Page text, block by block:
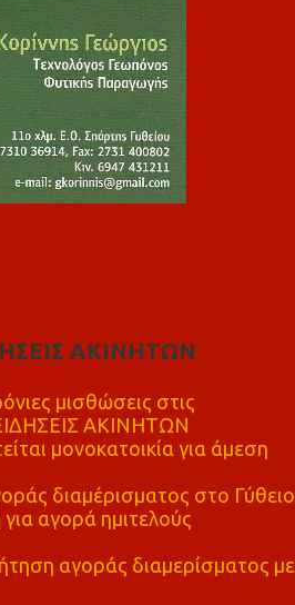
ΑΚΙΝΗΤΩΝ
μισθώσεις στις
ΑΚΙΝΗΤΩΝ
μονοκατοικία για άμεση
διαμέρισματος στο Γύθειο
αγορά ημιτελούς
αγοράς διαμερίσματος με